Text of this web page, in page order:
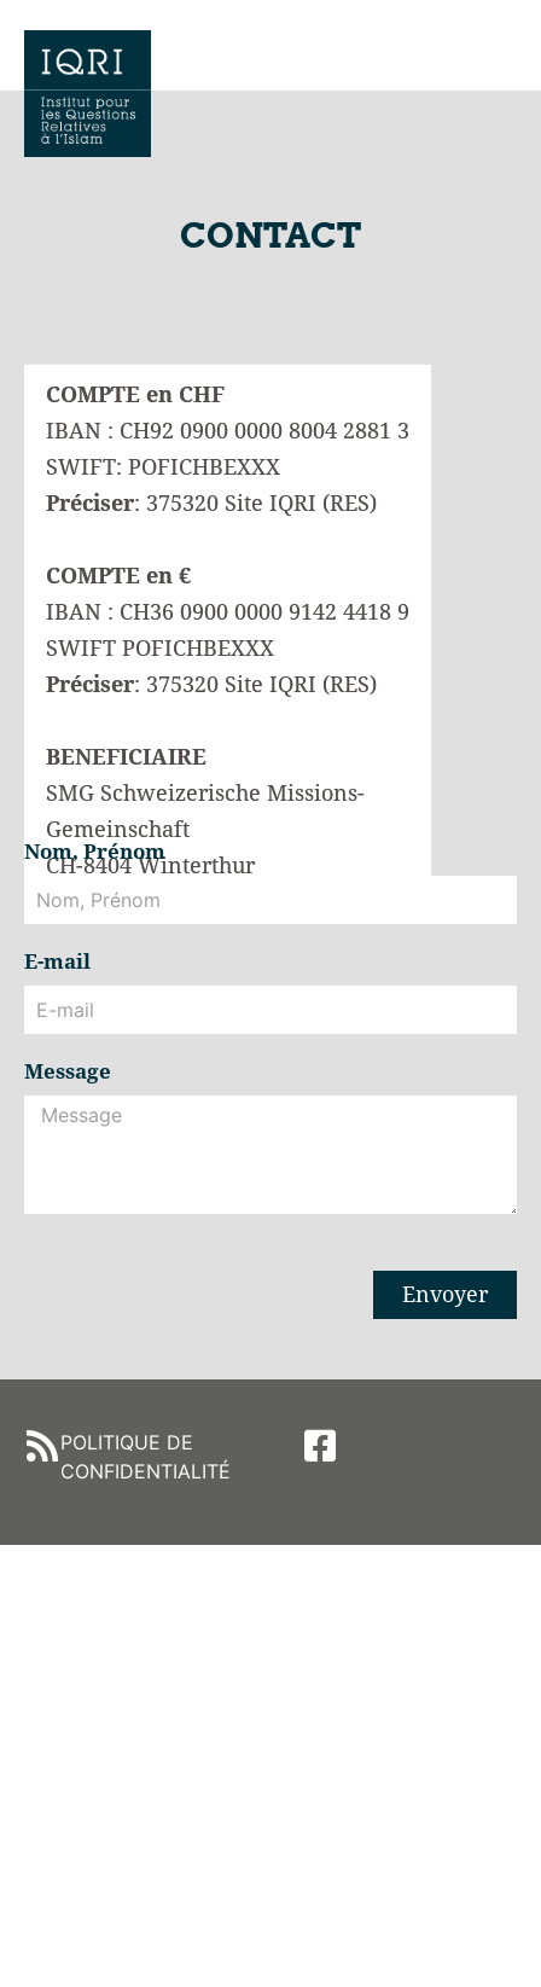
CONTACT
COMPTE en CHF
IBAN : CH92 0900 0000 8004 2881 3
SWIFT: POFICHBEXXX
Préciser: 375320 Site IQRI (RES)
COMPTE en €
IBAN : CH36 0900 0000 9142 4418 9
SWIFT POFICHBEXXX
Préciser: 375320 Site IQRI (RES)
BENEFICIAIRE
SMG Schweizerische Missions-
Gemeinschaft
CH-8404 Winterthur
Nom, Prénom
E-mail
Message
Envoyer
POLITIQUE DE
CONFIDENTIALITÉ